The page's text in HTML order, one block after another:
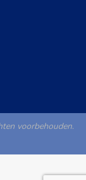
voorbehouden.